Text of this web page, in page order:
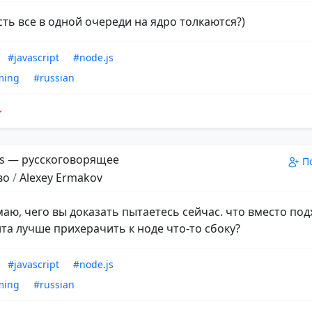
все в одной очереди на ядро толкаются?)
#javascript
#node.js
#russian
— русскоговорящее
/Alexey Ermakov
чего вы доказать пытаетесь сейчас. что вместо
лучше прихерачить к ноде что-то сбоку?
#javascript
#node.js
#russian